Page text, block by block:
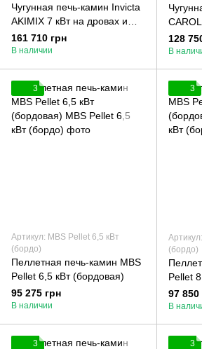
Чугунная печь-камин Invicta
AKIMIX 7 кВт на дровах и
пеллетах
161 710 грн
В наличии
дровах
128
В
3
Артикул: MBS Pellet 6,5 кВт
(бордо)
Пеллетная печь-камин MBS
Pellet 6,5 кВт (бордовая)
95 275 грн
В наличии
3
(бордо)
Pellet
97 850
В
3 3